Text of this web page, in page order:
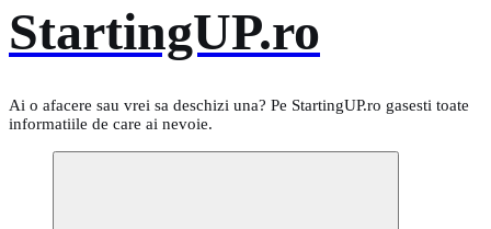
StartingUP.ro
Ai o afacere sau vrei sa deschizi una? Pe StartingUP.ro gasesti toate
informatiile de care ai nevoie.